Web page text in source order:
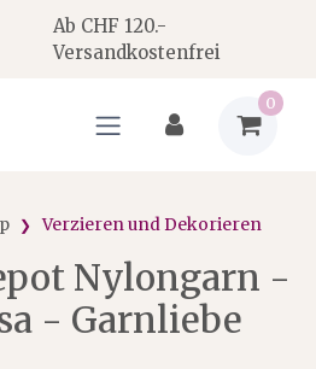
Ab CHF 120.-
Versandkostenfrei
0
Verzieren und Dekorieren
Nylongarn -
- Garnliebe